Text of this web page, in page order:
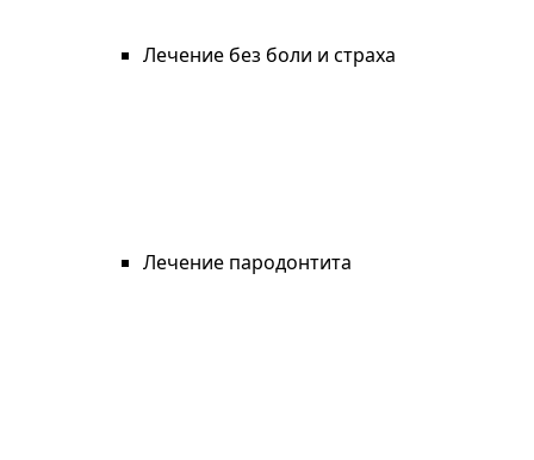
Лечение без боли и страха
Лечение пародонтита